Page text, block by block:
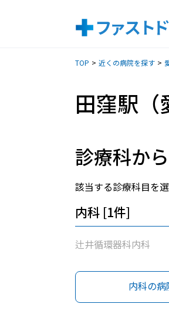
TOP 近くの病院を探す
田窪駅（
診療科か
該当する診療科目を
内科 [1件]
辻井循環器科内科
内科の